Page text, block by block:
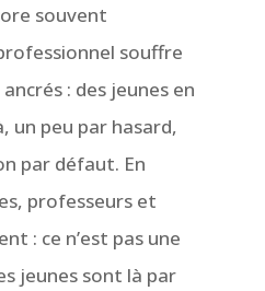
souvent
souffre
: des jeunes en
un peu par hasard,
par défaut. En
professeurs et
: ce n’est pas une
jeunes sont là par